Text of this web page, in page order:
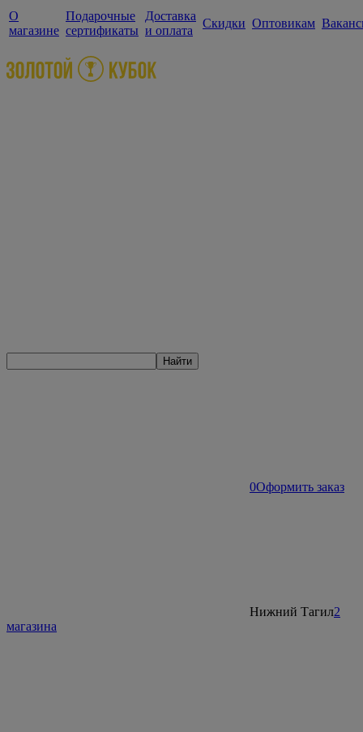
О
магазине
Подарочные
сертификаты
Доставка
и оплата
Скидки Оптовикам
Найти
0Оформить заказ
Нижний Тагил2
магазина